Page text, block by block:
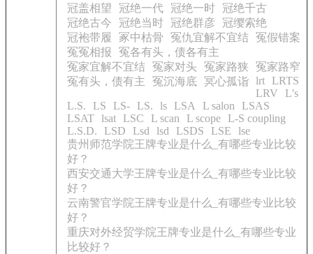
冠盖相望
冠绝一代 冠绝一时
冠绝千古
冠绝古今
冠绝当时 冠绝群彦
冠缨索绝
冠袍带履
冢中枯骨 冤仇宜解不宜结 冤假错案
冤冤相报
冤各有头，债各有主
冤家宜解不宜结 冤家对头 冤家路狭
冤家路窄
冤有头，债有主
冤沉海底 冥心孤诣 lrt
LRTS
LRV
L's
L.S.
LS LS- LS. ls LSA L salon
LSAS
LSAT lsat LSC L scan L scope
L-S coupling
L.S.D.
LSD Lsd lsd LSDS LSE
lse
贵州师范学院王牌专业是什么_有哪些专业比较
好？
西安交通大学王牌专业是什么_有哪些专业比较
好？
云南警官学院王牌专业是什么_有哪些专业比较
好？
重庆对外经贸学院王牌专业是什么_有哪些专业
比较好？